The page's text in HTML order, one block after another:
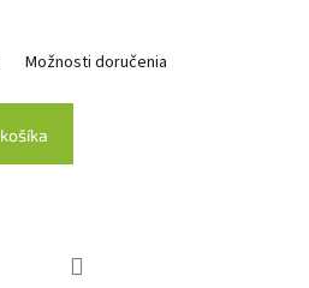
Možnosti doručenia